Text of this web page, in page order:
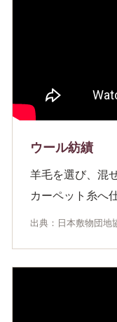
ウール紡績
羊毛を選び、混
カーペット糸へ
出典：日本敷物団地